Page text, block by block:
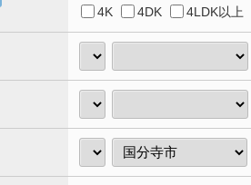
4K
4DK 4LDK以上